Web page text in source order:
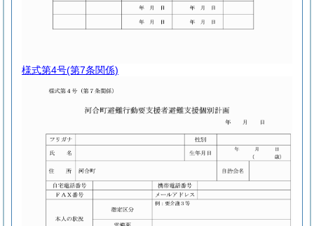
様式第4号(第7条関係)